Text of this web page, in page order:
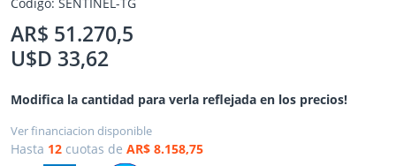
Codigo: SENTINEL-TG
AR$ 51.270,5
U$D 33,62
Modifica la cantidad para verla reflejada en los precios!
Ver financiacion disponible
Hasta 12 cuotas de AR$ 8.158,75